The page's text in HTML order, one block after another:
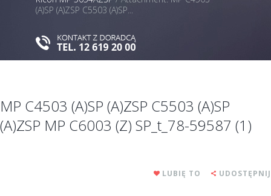
(A)SP (A)ZSP C5503 (A)SP...
MP C4503 (A)SP (A)ZSP C5503 (A)SP
(A)ZSP MP C6003 (Z) SP_t_78-59587 (1)
LUBIĘ TO UDOSTĘPNIJ